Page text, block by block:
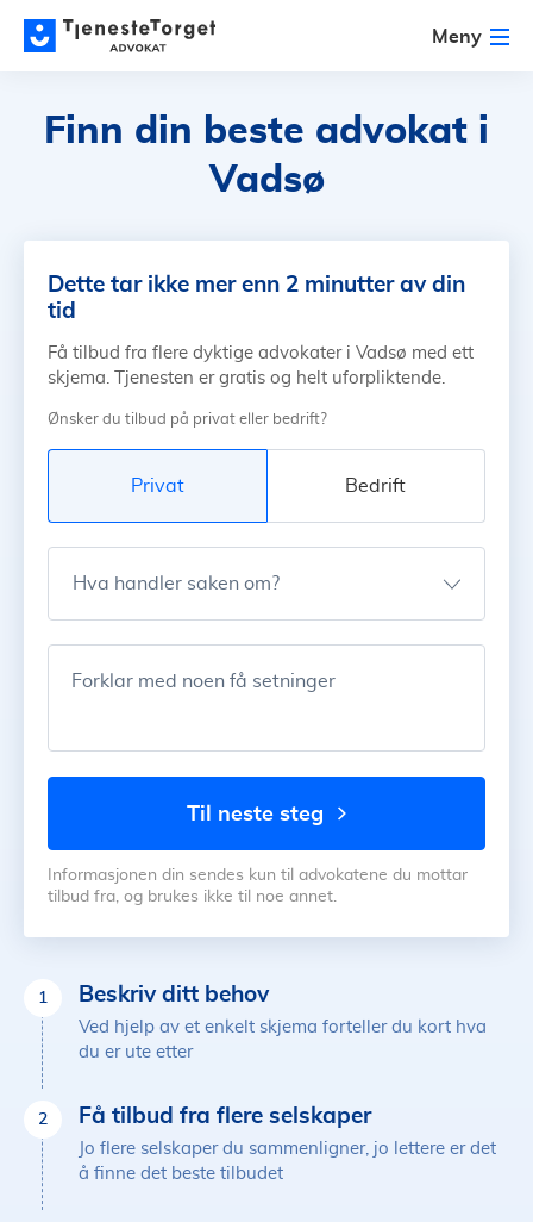
Meny
Finn din beste advokat i
Vadsø
Dette tar ikke mer enn 2 minutter av din
tid
Få tilbud fra flere dyktige advokater i Vadsø med ett
skjema. Tjenesten er gratis og helt uforpliktende.
Ønsker du tilbud på privat eller bedrift?
Privat Bedrift
Hva handler saken om?
Forklar med noen få setninger
til neste steg
Informasjonen din sendes kun til advokatene du mottar
tilbud fra, og brukes ikke til noe annet.
1 Beskriv ditt behov
Ved hjelp av et enkelt skjema forteller du kort hva
du er ute etter
2 Få tilbud fra flere selskaper
Jo flere selskaper du sammenligner, jo lettere er det
å finne det beste tilbudet